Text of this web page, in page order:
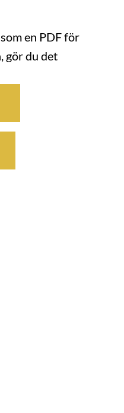
en PDF för
gör du det